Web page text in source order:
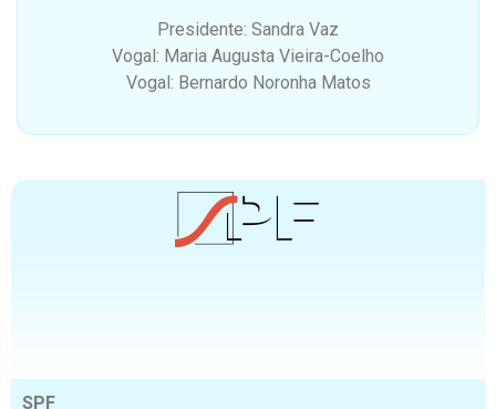
Presidente: Sandra Vaz
Vogal: Maria Augusta Vieira-Coelho
Vogal: Bernardo Noronha Matos
SPF